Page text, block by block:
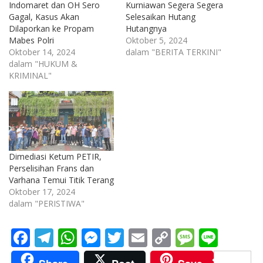
Indomaret dan OH Sero
Gagal, Kasus Akan
Dilaporkan ke Propam
Mabes Polri
Oktober 14, 2024
dalam "HUKUM &
KRIMINAL"
Kurniawan Segera Segera
Selesaikan Hutang
Hutangnya
Oktober 5, 2024
dalam "BERITA TERKINI"
Dimediasi Ketum PETIR,
Perselisihan Frans dan
Varhana Temui Titik Terang
Oktober 17, 2024
dalam "PERISTIWA"
F
ac
T
el
W
h
M
e
T
w
E
m
C
o
M
e n